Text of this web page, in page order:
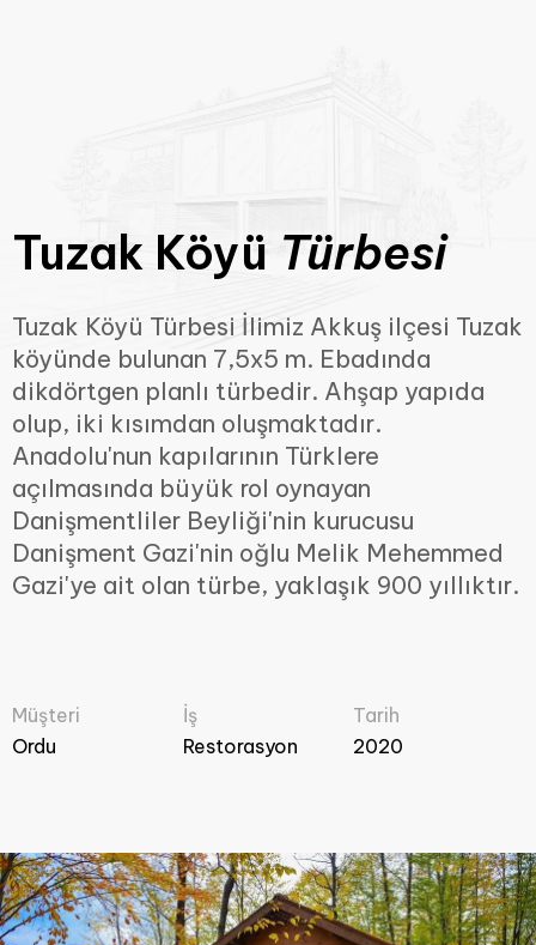
Tuzak Köyü Türbesi
Tuzak Köyü Türbesi İlimiz Akkuş ilçesi Tuzak
köyünde bulunan 7,5x5 m. Ebadında
dikdörtgen planlı türbedir. Ahşap yapıda
olup, iki kısımdan oluşmaktadır.
Anadolu'nun kapılarının Türklere
açılmasında büyük rol oynayan
Danişmentliler Beyliği'nin kurucusu
Danişment Gazi'nin oğlu Melik Mehemmed
Gazi'ye ait olan türbe, yaklaşık 900 yıllıktır.
Müşteri
Ordu
İş
Restorasyon
Tarih
2020